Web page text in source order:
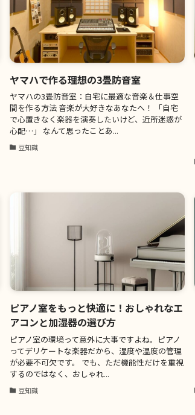
ヤマハで作る理想の3畳防音室
ヤマハの3畳防音室：自宅に最適な音楽＆仕事空
間を作る方法 音楽が大好きなあなたへ！ 「自宅
で心置きなく楽器を演奏したいけど、近所迷惑が
心配…」 なんて思ったことあ...
豆知識
ピアノ室をもっと快適に！おしゃれなエ
アコンと加湿器の選び方
ピアノ室の環境って意外に大事ですよね。ピアノ
ってデリケートな楽器だから、湿度や温度の管理
が必要不可欠です。 でも、ただ機能性だけを重視
するのではなく、おしゃれ...
豆知識